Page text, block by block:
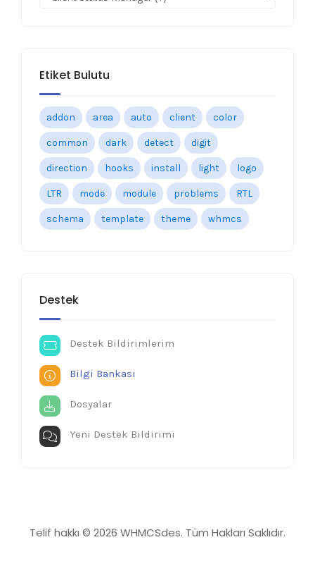
Etiket Bulutu
addon area auto client color
common dark detect digit
direction hooks install light logo
LTR mode module problems RTL
schema template theme whmcs
Destek
Destek Bildirimlerim
Bilgi Bankası
Dosyalar
Yeni Destek Bildirimi
Telif hakkı © 2026 WHMCSdes. Tüm Hakları Saklıdır.